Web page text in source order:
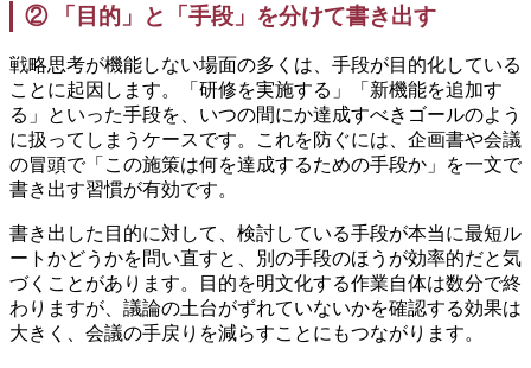
② 「目的」と「手段」を分けて書き出す
戦略思考が機能しない場面の多くは、手段が目的化している
ことに起因します。「研修を実施する」「新機能を追加す
る」といった手段を、いつの間にか達成すべきゴールのよう
に扱ってしまうケースです。これを防ぐには、企画書や会議
の冒頭で「この施策は何を達成するための手段か」を一文で
書き出す習慣が有効です。
書き出した目的に対して、検討している手段が本当に最短ル
ートかどうかを問い直すと、別の手段のほうが効率的だと気
づくことがあります。目的を明文化する作業自体は数分で終
わりますが、議論の土台がずれていないかを確認する効果は
大きく、会議の手戻りを減らすことにもつながります。